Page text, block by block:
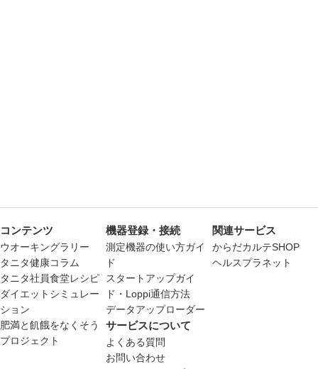
コンテンツ
ウオーキングラリー
タニタ健康コラム
タニタ社員食堂レシピ
ダイエットシミュレー
ション
肥満と飢餓をなくそう
プロジェクト
機器登録・接続
測定機器の使い方ガイ
ド
スタートアップガイ
ド・Loppi通信方法
データアップローダー
サービスについて
よくある質問
お問い合わせ
関連サービス
からだカルテSHOP
ヘルスプラネット